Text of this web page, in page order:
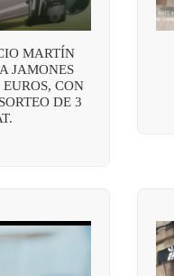
MARTÍN
JAMONES
CON
DE 3